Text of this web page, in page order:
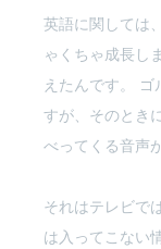
英語に関しては
ゃくちゃ成長し
えたんです。 ゴ
すが、そのとき
べってくる音声
それはテレビで
は入ってこない